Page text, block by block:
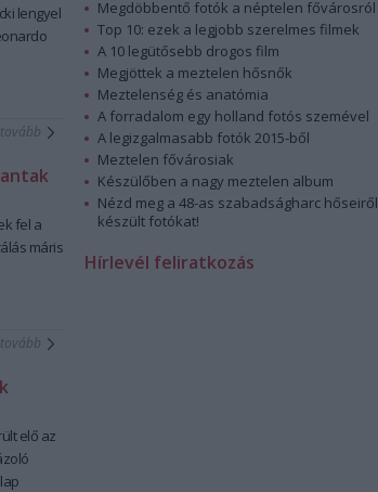
lengyel
tovább
fel a
máris
tovább
elő az
Megdöbbentő fotók a néptelen fővárosról
Top 10: ezek a legjobb szerelmes filmek
A 10 legütősebb drogos film
Megjöttek a meztelen hősnők
Meztelenség és anatómia
A forradalom egy holland fotós szemével
A legizgalmasabb fotók 2015-ből
Meztelen fővárosiak
Készülőben a nagy meztelen album
Nézd meg a 48-as szabadságharc hőseiről
készült fotókat!
Hírlevél feliratkozás